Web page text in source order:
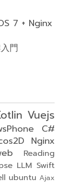
7 + Nginx
門
Vuejs
C#
Nginx
Reading
LLM Swift
ubuntu Ajax